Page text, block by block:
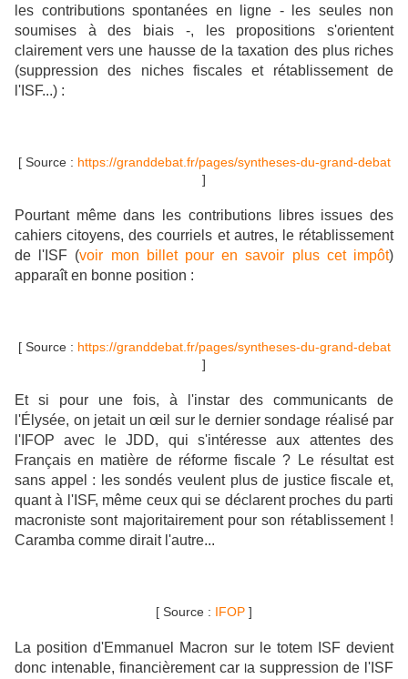
les contributions spontanées en ligne - les seules non
soumises à des biais -, les propositions s'orientent
clairement vers une hausse de la taxation des plus riches
(suppression des niches fiscales et rétablissement de
l'ISF...) :
[ Source : https://granddebat.fr/pages/syntheses-du-grand-debat
]
Pourtant même dans les contributions libres issues des
cahiers citoyens, des courriels et autres, le rétablissement
de l'ISF (voir mon billet pour en savoir plus cet impôt)
apparaît en bonne position :
[ Source : https://granddebat.fr/pages/syntheses-du-grand-debat
]
Et si pour une fois, à l'instar des communicants de
l'Élysée, on jetait un œil sur le dernier sondage réalisé par
l'IFOP avec le JDD, qui s'intéresse aux attentes des
Français en matière de réforme fiscale ? Le résultat est
sans appel : les sondés veulent plus de justice fiscale et,
quant à l'ISF, même ceux qui se déclarent proches du parti
macroniste sont majoritairement pour son rétablissement !
Caramba comme dirait l'autre...
[ Source : IFOP ]
La position d'Emmanuel Macron sur le totem ISF devient
donc intenable, financièrement car la suppression de l'ISF